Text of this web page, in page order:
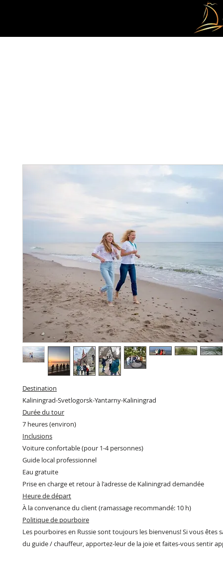
Destination
Kaliningrad-Svetlogorsk-Yantarny-Kaliningrad
Durée du tour
7 heures (environ)
Inclusions
Voiture confortable (pour 1-4 personnes)
Guide local professionnel
Eau gratuite
Prise en charge et retour à l'adresse de Kaliningrad demandée
Heure de départ
À la convenance du client (ramassage recommandé: 10 h)
Politique de pourboire
Les pourboires en Russie sont toujours les bienvenus! Si vous êtes
du guide / chauffeur, apportez-leur de la joie et faites-vous sentir